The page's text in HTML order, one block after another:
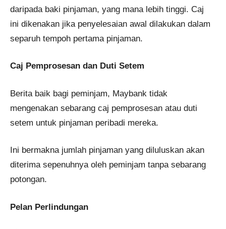
daripada baki pinjaman, yang mana lebih tinggi. Caj
ini dikenakan jika penyelesaian awal dilakukan dalam
separuh tempoh pertama pinjaman.
Caj Pemprosesan dan Duti Setem
Berita baik bagi peminjam, Maybank tidak
mengenakan sebarang caj pemprosesan atau duti
setem untuk pinjaman peribadi mereka.
Ini bermakna jumlah pinjaman yang diluluskan akan
diterima sepenuhnya oleh peminjam tanpa sebarang
potongan.
Pelan Perlindungan